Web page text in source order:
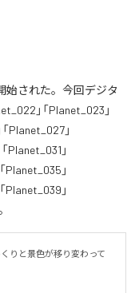
始された。今回デジタ
」「Planet_023」
Planet_027」
Planet_031」
Planet_035」
Planet_039」
りと景色が移り変わって